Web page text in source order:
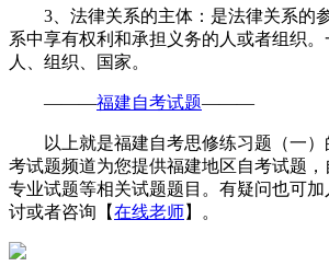
3、法律关系的主体：是法律关系的
系中享有权利和承担义务的人或者组织
人、组织、国家。
———福建自考试题———
以上就是福建自考思修练习题（一）
考试题频道为您提供福建地区自考试题
专业试题等相关试题题目。有疑问也可加
讨或者咨询【在线老师】。